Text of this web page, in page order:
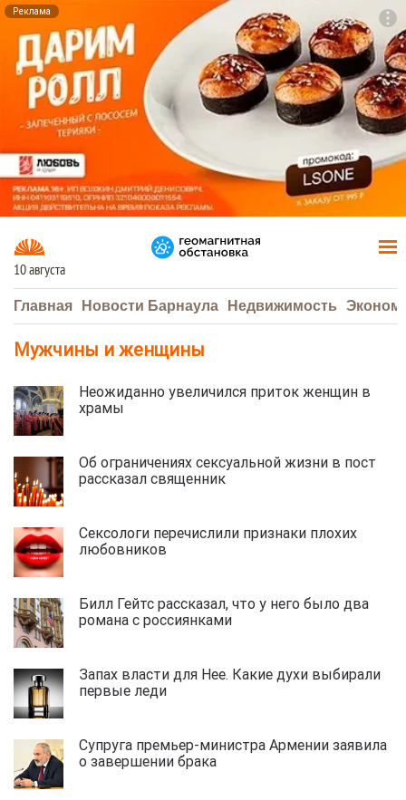
Реклама
10 августа
Главная Новости Барнаула Недвижимость
Мужчины и женщины
Неожиданно увеличился приток женщин в
храмы
Об ограничениях сексуальной жизни в пост
рассказал священник
Сексологи перечислили признаки плохих
любовников
Билл Гейтс рассказал, что у него было два
романа с россиянками
Запах власти для Нее. Какие духи выбирали
первые леди
Супруга премьер-министра Армении заявила
о завершении брака